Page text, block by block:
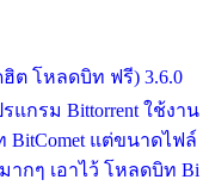
ฮิต โหลดบิท ฟรี) 3.6.0
แกรม Bittorrent ใช้งาน
แต่ขนาดไฟล์
ากๆ เอาไว้ โหลดบิท Bi